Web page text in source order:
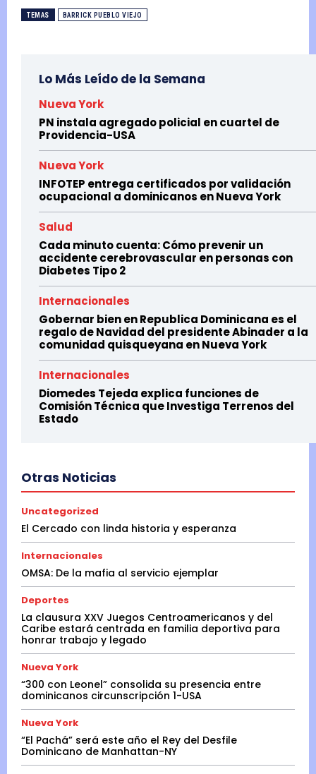
TEMAS BARRICK PUEBLO VIEJO
Lo Más Leído de la Semana
Nueva York
PN instala agregado policial en cuartel de
Providencia-USA
Nueva York
INFOTEP entrega certificados por validación
ocupacional a dominicanos en Nueva York
Salud
Cada minuto cuenta: Cómo prevenir un
accidente cerebrovascular en personas con
Diabetes Tipo 2
Internacionales
Gobernar bien en Republica Dominicana es el
regalo de Navidad del presidente Abinader a la
comunidad quisqueyana en Nueva York
Internacionales
Diomedes Tejeda explica funciones de
Comisión Técnica que Investiga Terrenos del
Estado
Otras Noticias
Uncategorized
El Cercado con linda historia y esperanza
Internacionales
OMSA: De la mafia al servicio ejemplar
Deportes
La clausura XXV Juegos Centroamericanos y del
Caribe estará centrada en familia deportiva para
honrar trabajo y legado
Nueva York
“300 con Leonel” consolida su presencia entre
dominicanos circunscripción 1-USA
Nueva York
“El Pachá” será este año el Rey del Desfile
Dominicano de Manhattan-NY